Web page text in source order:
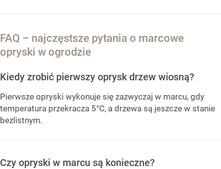
FAQ – najczęstsze pytania o marcowe
opryski w ogrodzie
Kiedy zrobić pierwszy oprysk drzew wiosną?
Pierwsze opryski wykonuje się zazwyczaj w marcu, gdy
temperatura przekracza 5°C, a drzewa są jeszcze w stanie
bezlistnym.
Czy opryski w marcu są konieczne?